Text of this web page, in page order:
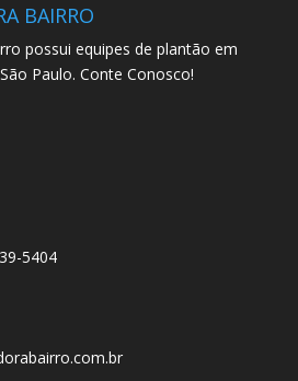
BAIRRO
possui equipes de plantão em
Paulo. Conte Conosco!
5404